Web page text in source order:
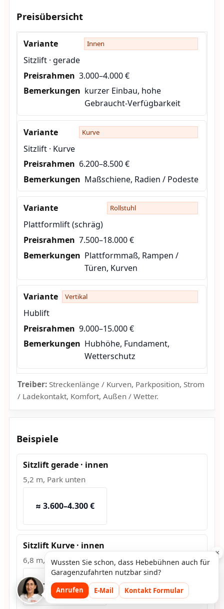
Preisübersicht
Innen
Sitzlift · gerade
3.000–4.000 €
kurzer Einbau, hohe
Gebraucht-Verfügbarkeit
Kurve
Sitzlift · Kurve
6.200–8.500 €
Maßschiene, Radien / Podeste
Rollstuhl
Plattformlift (schräg)
7.500–18.000 €
Plattformmaß, Rampen /
Türen, Kurven
Vertikal
Hublift
9.000–15.000 €
Hubhöhe, Fundament,
Wetterschutz
Treiber:Streckenlänge / Kurven, Parkposition, Strom
/ Ladekontakt, Komfort, Außen / Wetter.
Beispiele
Sitzlift gerade · innen
5,2 m, Park unten
≈ 3.600–4.300 €
Sitzlift Kurve · innen
6,8 m, 2 Kurven
≈ 7.500–9.200 €
×
Wussten Sie schon, dass Hebebühnen auch für
Garagenzufahrten nutzbar sind?
Anrufen E-Mail Kontakt Formular